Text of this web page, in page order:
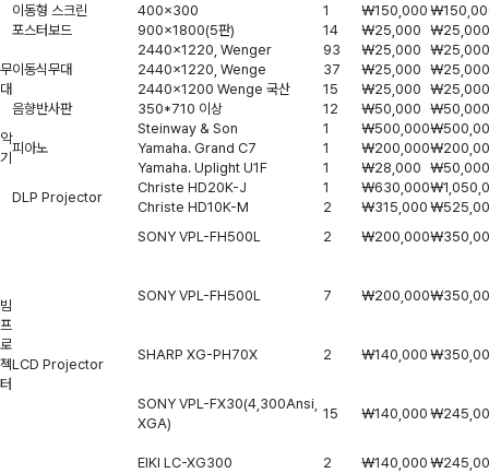
이동형 스크린
400×300 1 ￦150,000 ￦
포스터보드
900×1800(5판) 14 ￦25,000 ￦25,000
무
대
이동식무대
2440×1220, Wenger 93 ￦25,000 ￦25,000
2440×1220, Wenge
37 ￦25,000 ￦25,000
2440×1200 Wenge 국산
15 ￦25,000 ￦25,000
음향반사판
350*710 이상 12 ￦50,000 ￦50,000
악
기
피아노
Steinway & Son 1 ￦500,000￦
Yamaha. Grand C7
1 ￦200,000￦
Yamaha. Uplight U1F
1 ￦28,000 ￦50,000
빔
프
로
젝
터
DLP Projector
Christe HD20K-J 1 ￦630,000￦
Christe HD10K-M
2 ￦315,000 ￦
LCD Projector
SONY VPL-FH500L 2 ￦200,000￦
SONY VPL-FH500L 7 ￦200,000￦
SHARP XG-PH70X 2 ￦140,000 ￦
SONY VPL-FX30(4,300Ansi,
XGA)
15 ￦140,000 ￦
EIKI LC-XG300 2 ￦140,000 ￦